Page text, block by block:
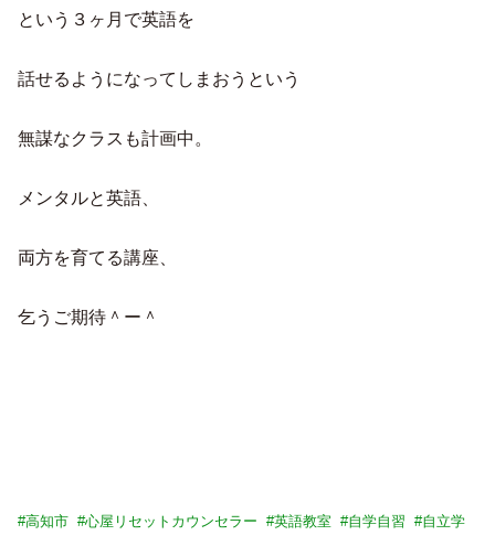
という３ヶ月で英語を
話せるようになってしまおうという
無謀なクラスも計画中。
メンタルと英語、
両方を育てる講座、
乞うご期待＾ー＾
#高知市 #心屋リセットカウンセラー #英語教室 #自学自習 #自立学